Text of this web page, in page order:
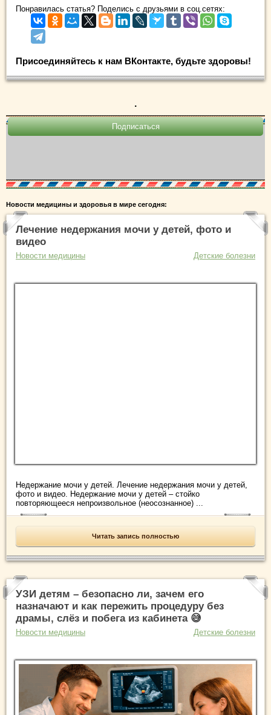
Понравилась статья? Поделись с друзьями в соц.сетях:
Присоединяйтесь к нам ВКонтакте, будьте здоровы!
.
Новости медицины и здоровья в мире сегодня:
Лечение недержания мочи у детей, фото и
видео
Новости медицины Детские болезни
Недержание мочи у детей. Лечение недержания мочи у детей,
фото и видео. Недержание мочи у детей – стойко
повторяющееся непроизвольное (неосознанное) ...
Читать запись полностью
УЗИ детям – безопасно ли, зачем его
назначают и как пережить процедуру без
драмы, слёз и побега из кабинета 😅
Новости медицины Детские болезни